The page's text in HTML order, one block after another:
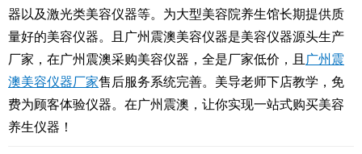
器以及激光类美容仪器等。为大型美容院养生馆长期提供质
量好的美容仪器。且广州震澳美容仪器是美容仪器源头生产
厂家，在广州震澳采购美容仪器，全是厂家低价，且 广州震
澳美容仪器厂家售后服务系统完善。美导老师下店教学，免
费为顾客体验仪器。在广州震澳，让你实现一站式购买美容
养生仪器！